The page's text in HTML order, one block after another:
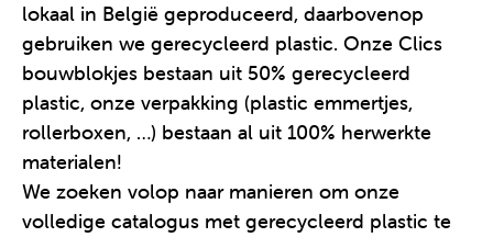
lokaal in België geproduceerd, daarbovenop
gebruiken we gerecycleerd plastic. Onze Clics
bouwblokjes bestaan uit 50% gerecycleerd
plastic, onze verpakking (plastic emmertjes,
rollerboxen, …) bestaan al uit 100% herwerkte
materialen!
We zoeken volop naar manieren om onze
volledige catalogus met gerecycleerd plastic te